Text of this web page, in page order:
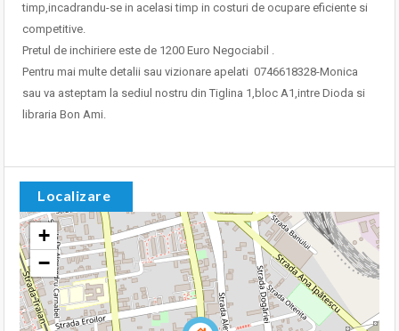
timp,incadrandu-se in acelasi timp in costuri de ocupare eficiente si
competitive.
Pretul de inchiriere este de 1200 Euro Negociabil .
Pentru mai multe detalii sau vizionare apelati 0746618328-Monica
sau va asteptam la sediul nostru din Tiglina 1,bloc A1,intre Dioda si
libraria Bon Ami.
Localizare
+
−